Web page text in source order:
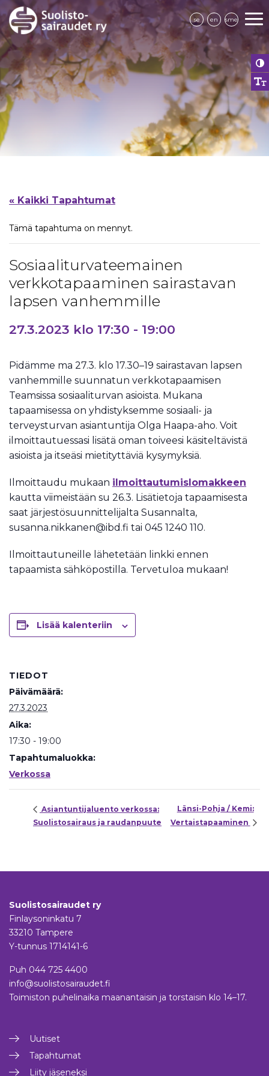
se en sme
« Kaikki Tapahtumat
Tämä tapahtuma on mennyt.
Sosiaaliturvateemainen
verkkotapaaminen sairastavan
lapsen vanhemmille
27.3.2023 klo 17:30 - 19:00
Pidämme ma 27.3. klo 17.30–19 sairastavan lapsen
vanhemmille suunnatun verkkotapaamisen
Teamsissa sosiaaliturvan asioista. Mukana
tapaamisessa on yhdistyksemme sosiaali- ja
terveysturvan asiantuntija Olga Haapa-aho. Voit
ilmoittautuessasi lisätä oman toiveesi käsiteltävistä
asioista ja itseäsi mietityttäviä kysymyksiä.
Ilmoittaudu mukaan ilmoittautumislomakkeen
kautta viimeistään su 26.3. Lisätietoja tapaamisesta
saat järjestösuunnittelijalta Susannalta,
susanna.nikkanen@ibd.fi tai 045 1240 110.
Ilmoittautuneille lähetetään linkki ennen
tapaamista sähköpostilla. Tervetuloa mukaan!
Lisää kalenteriin
TIEDOT
Päivämäärä:
27.3.2023
Aika:
17:30 - 19:00
Tapahtumaluokka:
Verkossa
Asiantuntijaluento verkossa:
Suolistosairaus ja raudanpuute
Länsi-Pohja / Kemi:
Vertaistapaaminen
Suolistosairaudet ry
Finlaysoninkatu 7
33210 Tampere
Y-tunnus 1714141-6
Puh 044 725 4400
info@suolistosairaudet.fi
Toimiston puhelinaika maanantaisin ja torstaisin klo 14–17.
Uutiset
Tapahtumat
Liity jäseneksi